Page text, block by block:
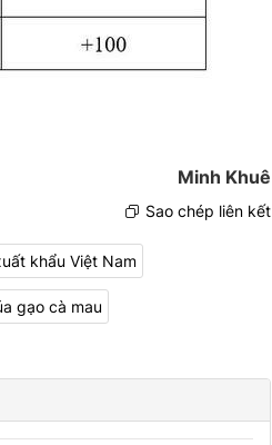
Minh Khuê
Sao chép liên kết
khẩu Việt Nam
gạo cà mau